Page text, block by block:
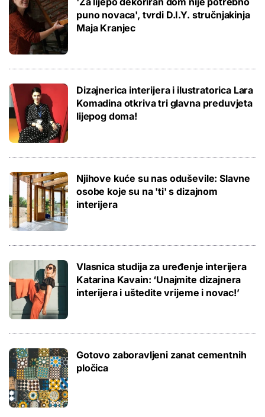
puno novaca', tvrdi D.I.Y. stručnjakinja
Maja Kranjec
Dizajnerica interijera i ilustratorica Lara
Komadina otkriva tri glavna preduvjeta
lijepog doma!
Njihove kuće su nas oduševile: Slavne
osobe koje su na 'ti' s dizajnom
interijera
Vlasnica studija za uređenje interijera
Katarina Kavain: ‘Unajmite dizajnera
interijera i uštedite vrijeme i novac!’
Gotovo zaboravljeni zanat cementnih
pločica